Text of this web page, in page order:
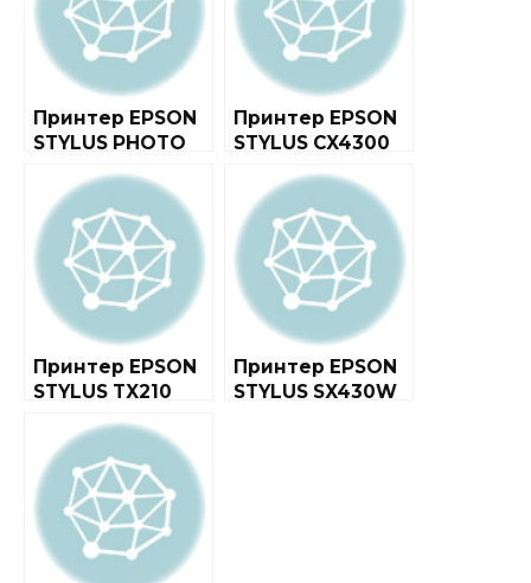
Принтер EPSON
STYLUS PHOTO
Принтер EPSON
STYLUS CX4300
Принтер EPSON
STYLUS TX210
Принтер EPSON
STYLUS SX430W